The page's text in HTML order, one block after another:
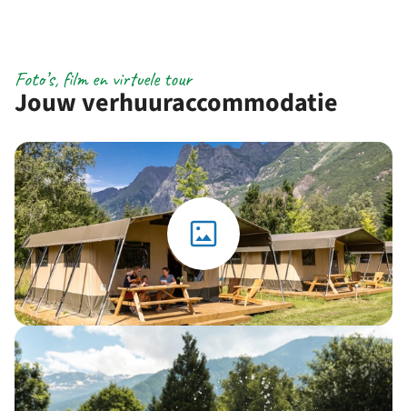
Jouw verhuuraccommodatie
Foto’s, film en virtuele tour